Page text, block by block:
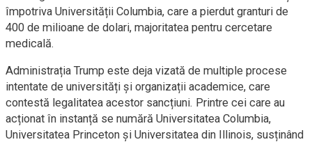
împotriva Universității Columbia, care a pierdut granturi de
400 de milioane de dolari, majoritatea pentru cercetare
medicală.
Administrația Trump este deja vizată de multiple procese
intentate de universități și organizații academice, care
contestă legalitatea acestor sancțiuni. Printre cei care au
acționat în instanță se numără Universitatea Columbia,
Universitatea Princeton și Universitatea din Illinois, susținând